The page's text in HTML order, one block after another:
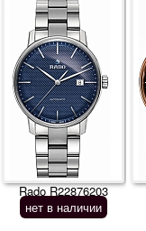
Rado R22876203
нет в наличии